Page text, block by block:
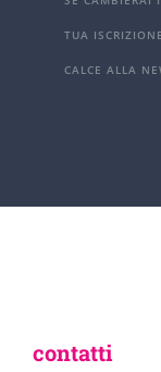
TUA
CALCE ALLA
contatti